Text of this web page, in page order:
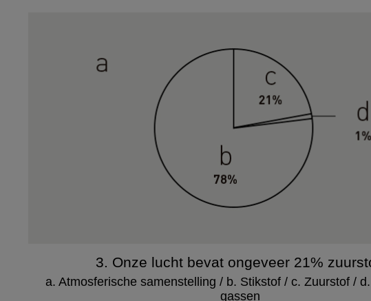
3. Onze lucht bevat ongeveer 21%
a. Atmosferische samenstelling / b. Stikstof / c. Zuurstof /
gassen